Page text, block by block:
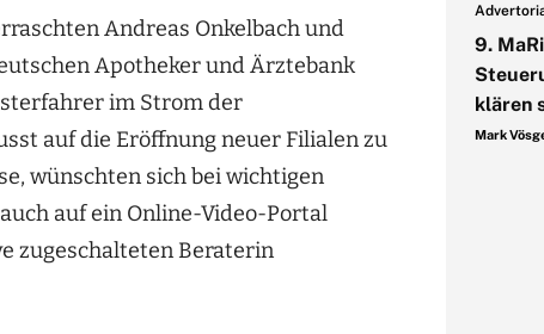
Andreas Onkelbach und
Apotheker und Ärztebank
im Strom der
auf die Eröffnung neuer Filialen zu
wünschten sich bei wichtigen
auf ein Online-Video-Portal
zugeschalteten Beraterin
9.
klären
Mark